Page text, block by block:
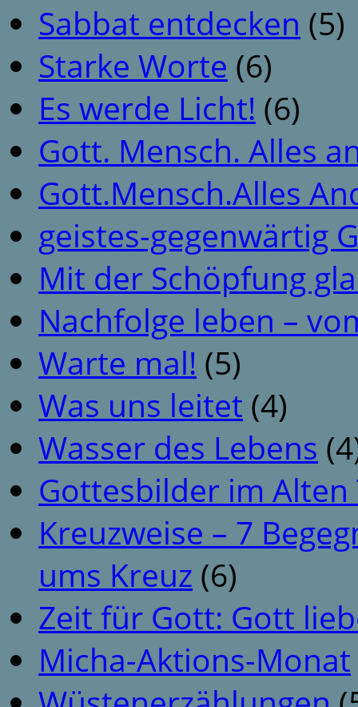
Sabbat entdecken (5)
Starke Worte (6)
Es werde Licht! (6)
Gott. Mensch. Alles
Gott.Mensch.Alles
geistes-gegenwärtig
Mit der Schöpfung
Nachfolge leben –
Warte mal! (5)
Was uns leitet (4)
Wasser des Lebens
Gottesbilder im
Kreuzweise – 7
ums Kreuz (6)
Zeit für Gott: Gott
Micha-Aktions-Monat